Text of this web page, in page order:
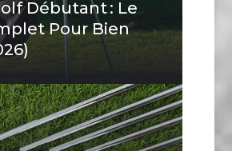
Débutant : Le
Pour Bien